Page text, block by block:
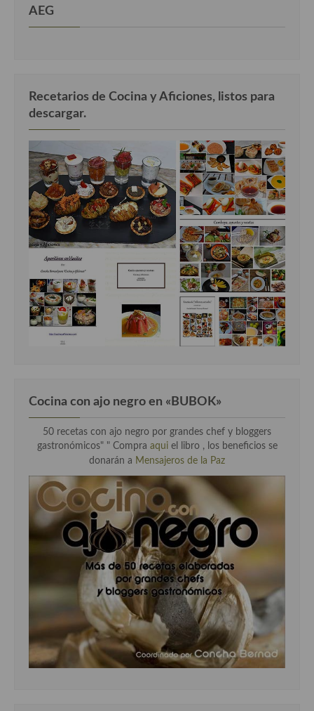
AEG
Recetarios de Cocina y Aficiones, listos para
descargar.
Cocina con ajo negro en «BUBOK»
50 recetas con ajo negro por grandes chef y bloggers
gastronómicos" " Compra aqui el libro , los beneficios se
donarán a Mensajeros de la Paz